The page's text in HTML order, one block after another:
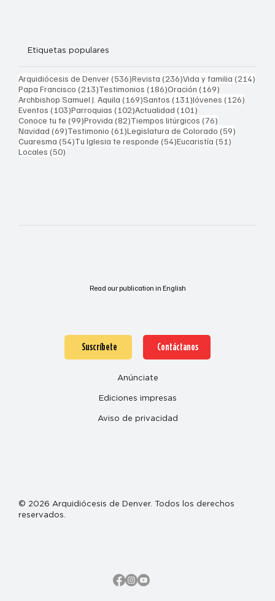
Etiquetas populares
Arquidiócesis de Denver(536)536 entradas
Revista (236)236 entradas
Vida y familia (214)
Papa Francisco (213)213 entradas
Testimonios (186)186 entradas
Oración (169)
Archbishop Samuel J. Aquila (169)169 entradas
Santos (131)131 entradas
Jóvenes (126)
Eventos (103)103 entradas
Parroquias (102)102 entradas
Actualidad (101)
Conoce tu fe (99)99 entradas
Provida (82)82 entradas
Tiempos litúrgicos (76)
Navidad (69)69 entradas
Testimonio (61)61 entradas
Legislatura de Colorado (59)
Cuaresma (54)54 entradas
Tu Iglesia te responde (54)54 entradas
Eucaristía (51)
Locales (50)
Read our publication in English
Suscríbete Contáctanos
Anúnciate
Ediciones impresas
Aviso de privacidad
© 2026 Arquidiócesis de Denver. Todos los derechos
reservados.